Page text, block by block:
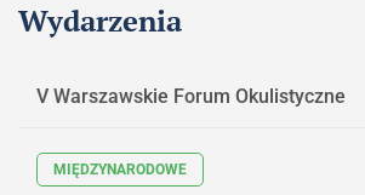
Wydarzenia
V Warszawskie Forum Okulistyczne